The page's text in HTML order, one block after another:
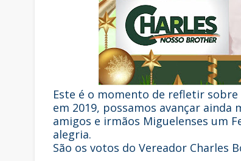
Este é o momento de refletir
em 2019, possamos avançar ainda
amigos e irmãos Miguelenses um
alegria.
São os votos do Vereador Charles